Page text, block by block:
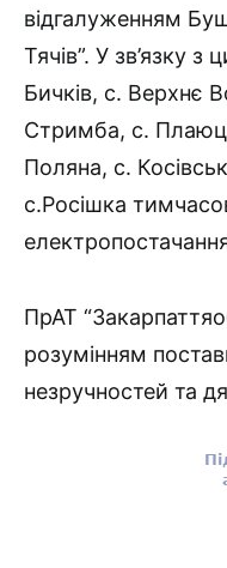
відгалуженням
Тячів”. У зв’язку
Бичків, с. Верхнє
Стримба, с.
Поляна, с.
с.Росішка
ПрАТ
розумінням
незручностей та